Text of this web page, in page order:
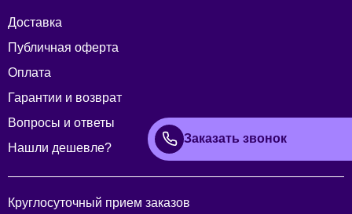
Доставка
Публичная оферта
Оплата
Гарантии и возврат
Вопросы и ответы
Нашли дешевле?
Заказать звонок
Круглосуточный прием заказов